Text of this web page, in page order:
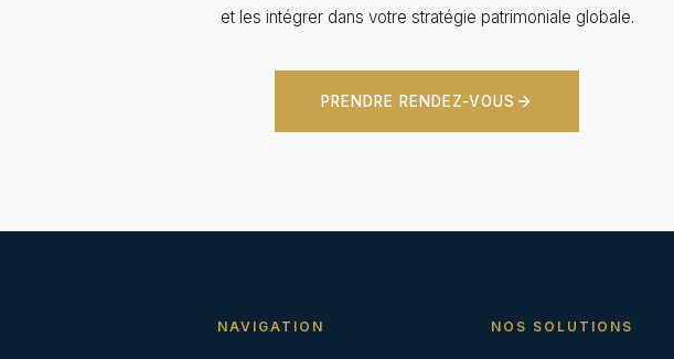
et les intégrer dans votre stratégie patrimoniale globale.
PRENDRE RENDEZ-VOUS
NAVIGATION NOS SOLUTIONS